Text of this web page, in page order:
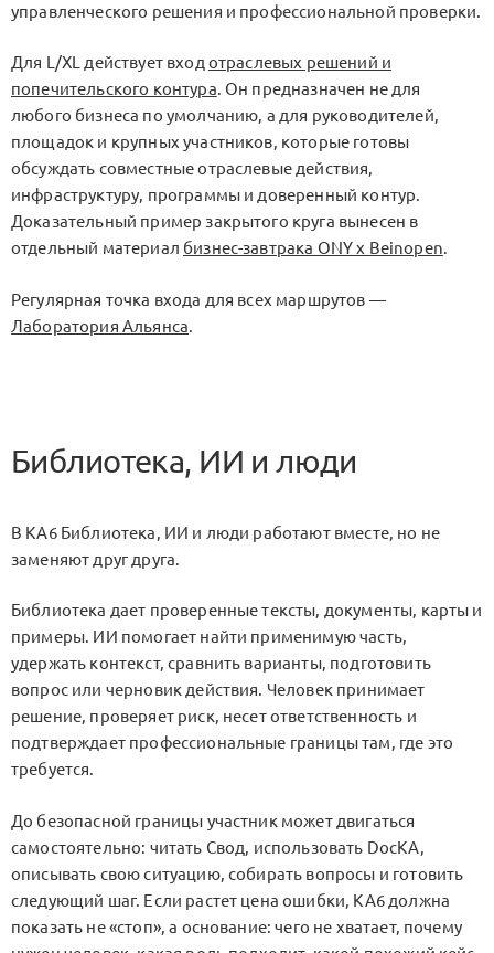
управленческого решения и профессиональной проверки.
Для L/XL действует вход отраслевых решений и
попечительского контура. Он предназначен не для
любого бизнеса по умолчанию, а для руководителей,
площадок и крупных участников, которые готовы
обсуждать совместные отраслевые действия,
инфраструктуру, программы и доверенный контур.
Доказательный пример закрытого круга вынесен в
отдельный материал бизнес-завтрака ONY x Beinopen.
Регулярная точка входа для всех маршрутов —
Лаборатория Альянса.
Библиотека, ИИ и люди
В KA6 Библиотека, ИИ и люди работают вместе, но не
заменяют друг друга.
Библиотека дает проверенные тексты, документы, карты и
примеры. ИИ помогает найти применимую часть,
удержать контекст, сравнить варианты, подготовить
вопрос или черновик действия. Человек принимает
решение, проверяет риск, несет ответственность и
подтверждает профессиональные границы там, где это
требуется.
До безопасной границы участник может двигаться
самостоятельно: читать Свод, использовать DocKA,
описывать свою ситуацию, собирать вопросы и готовить
следующий шаг. Если растет цена ошибки, KA6 должна
показать не «стоп», а основание: чего не хватает, почему